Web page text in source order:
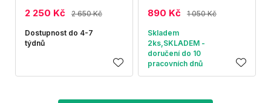
2 250 Kč 2 650 Kč
Dostupnost do 4-7
týdnů
890 Kč 1 050 Kč
Skladem
2ks,SKLADEM -
doručení do 10
pracovních dnů